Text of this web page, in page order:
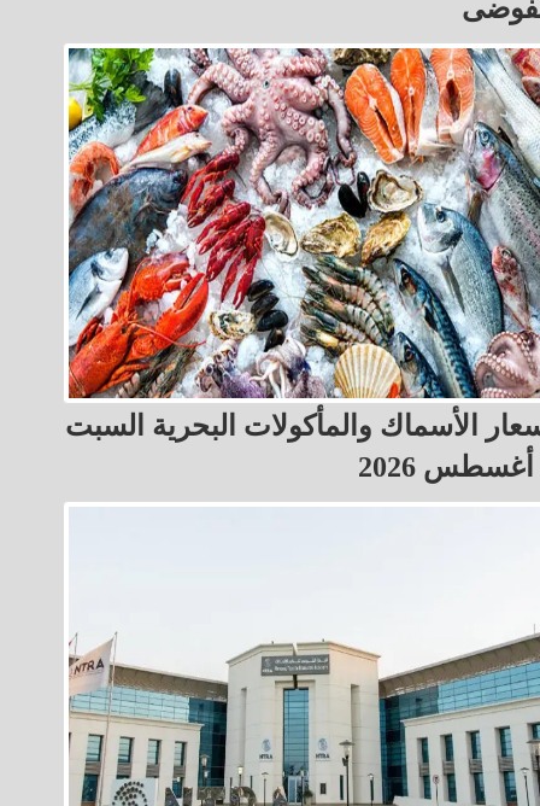
الأسماك والمأكولات البحرية السبت